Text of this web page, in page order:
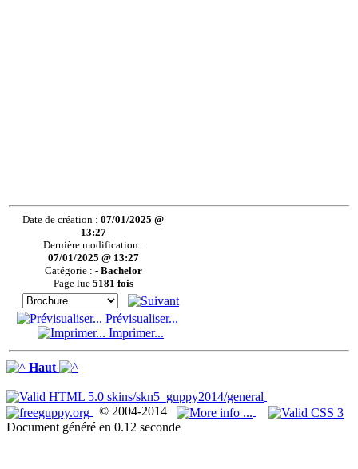
Date de création :07/01/2025 @
13:27
Dernière modification :
07/01/2025 @ 13:27
Catégorie : - Bachelor
Page lue 5181 fois
Prévisualiser...
Imprimer...
Haut
© 2004-2014
Document généré en 0.12 seconde